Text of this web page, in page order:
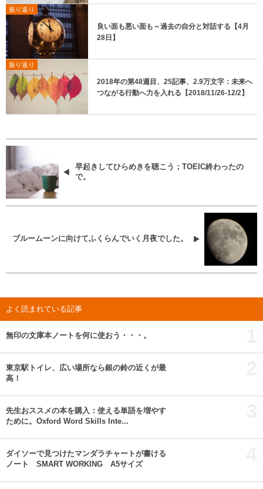
振り返り
良い面も悪い面も～過去の自分と対話する【4月
28日】
振り返り
2018年の第48週目、25記事、2.9万文字：未来へ
つながる行動へ力を入れる【2018/11/26-12/2】
早起きしてひらめきを聴こう；TOEIC終わったの
で。
ブルームーンに向けてふくらんでいく月夜でした。
よく読まれている記事
無印の文庫本ノートを何に使おう・・・。
東京駅トイレ、広い場所なら銀の鈴の近くが最
高！
先生おススメの本を購入：使える単語を増やす
ために。Oxford Word Skills Inte...
ダイソーで見つけたマンダラチャートが書ける
ノート SMART WORKING A5サイズ